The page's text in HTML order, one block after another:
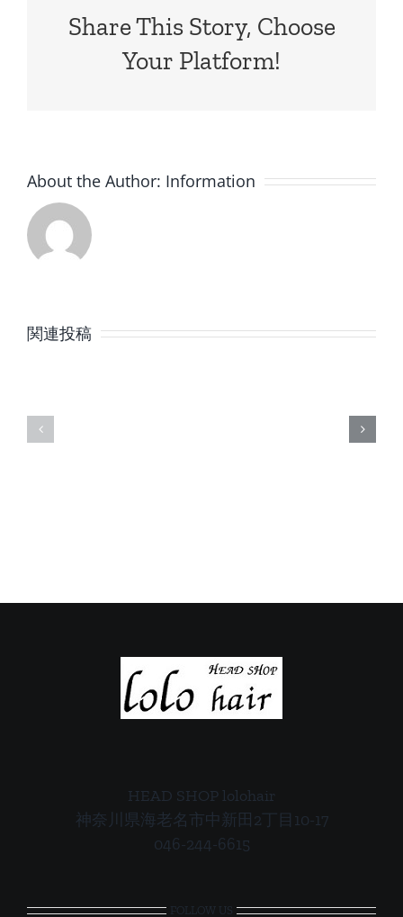
Share This Story, Choose
Your Platform!
About the Author: Information
関連投稿 月
内
月
内
HEAD SHOP lolohair
神奈川県海老名市中新田2丁目10-17
046-244-6615
FOLLOW US